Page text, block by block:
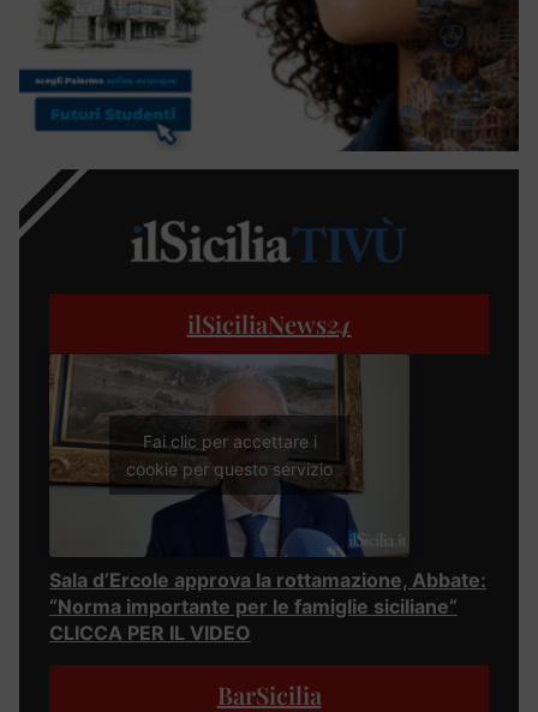
ilSiciliaNews24
Fai clic per accettare i
cookie per questo servizio
Sala d’Ercole approva la rottamazione, Abbate:
“Norma importante per le famiglie siciliane”
CLICCA PER IL VIDEO
BarSicilia